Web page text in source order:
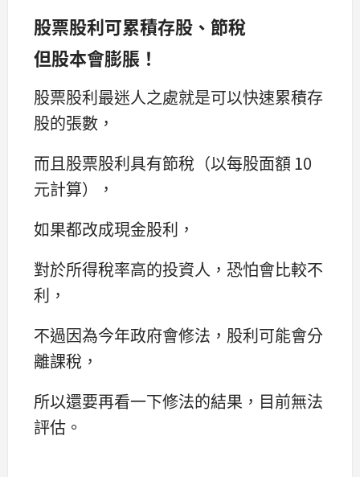
股票股利可累積存股、節稅
但股本會膨脹！
股票股利最迷人之處就是可以快速累積存
股的張數，
而且股票股利具有節稅（以每股面額 10
元計算），
如果都改成現金股利，
對於所得稅率高的投資人，恐怕會比較不
利，
不過因為今年政府會修法，股利可能會分
離課稅，
所以還要再看一下修法的結果，目前無法
評估。